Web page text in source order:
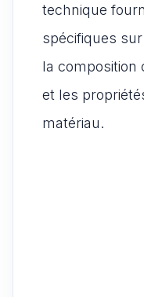
technique
spécifiques
la composition
et les
matériau.